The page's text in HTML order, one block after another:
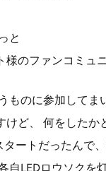
と
のファンコミュ
のに参加してま
けど、 何をしたか
ートだったんで
自LEDロウソクを